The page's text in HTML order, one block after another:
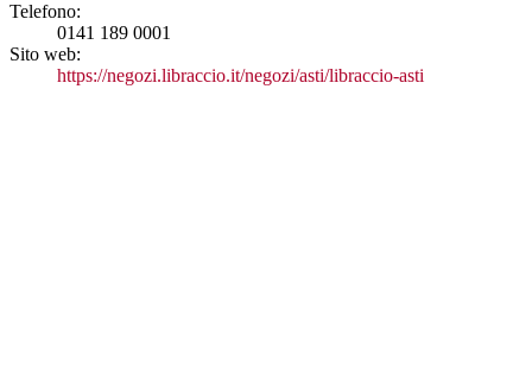
Telefono:
0141 189 0001
Sito web:
https://negozi.libraccio.it/negozi/asti/libraccio-asti